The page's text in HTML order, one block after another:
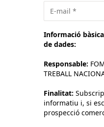
Informació
de dades:
Responsable:
TREBALL
Finalitat:
informatiu i, si
prospecció